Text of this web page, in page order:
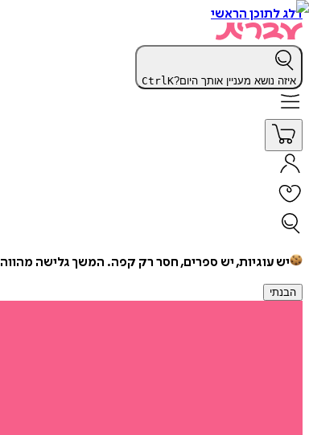
דלג לתוכן הראשי
איזה נושא מעניין אותך היום? CtrlK
יש עוגיות, יש ספרים, חסר רק קפה. המשך גלישה מהווה
הבנתי